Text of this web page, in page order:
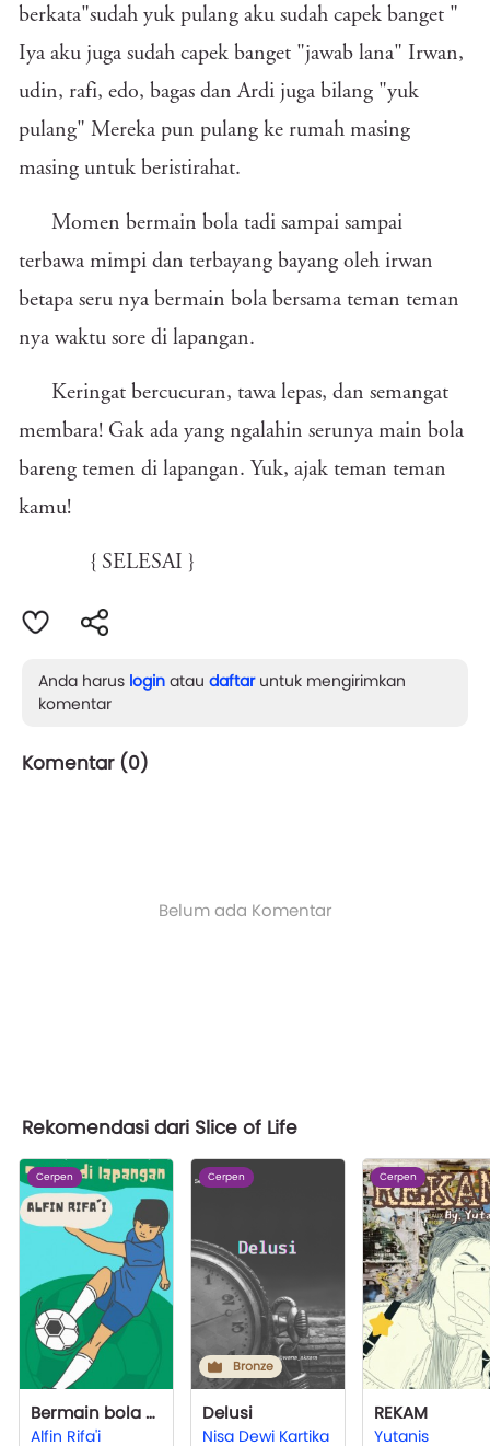
berkata"sudah yuk pulang aku sudah capek banget "
Iya aku juga sudah capek banget "jawab lana" Irwan,
udin, rafi, edo, bagas dan Ardi juga bilang "yuk
pulang" Mereka pun pulang ke rumah masing
masing untuk beristirahat.
Momen bermain bola tadi sampai sampai
terbawa mimpi dan terbayang bayang oleh irwan
betapa seru nya bermain bola bersama teman teman
nya waktu sore di lapangan.
Keringat bercucuran, tawa lepas, dan semangat
membara! Gak ada yang ngalahin serunya main bola
bareng temen di lapangan. Yuk, ajak teman teman
kamu!
{ SELESAI }
Anda harus login atau daftaruntuk mengirimkan
komentar
Komentar (0)
Belum ada Komentar
Rekomendasi dari Slice of Life
Cerpen
Bermain bola bersama teman di lapangan
Alfin Rifa'i
Cerpen
Bronze
Delusi
Nisa Dewi Kartika
Cerpen
REKAM
Yutanis